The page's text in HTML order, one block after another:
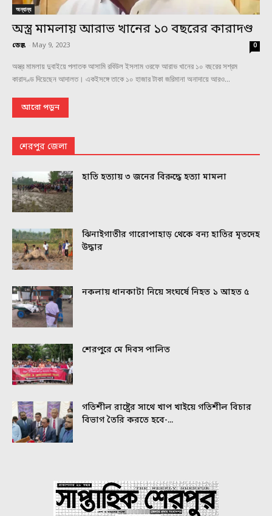
অন্যান্য
অস্ত্র মামলায় আরাভ খানের ১০ বছরের কারাদণ্ড
ডেস্ক - May 9, 2023 0
অস্ত্র মামলায় দুবাইয়ে পলাতক আসামি রবিউল ইসলাম ওরফে আরাভ খানের ১০ বছরের সশ্রম
কারাদণ্ড দিয়েছেন আদালত। একইসঙ্গে তাকে ১০ হাজার টাকা জরিমানা অনাদায়ে আরও...
আরো পড়ুন
শেরপুর জেলা
হাতি হত্যায় ৩ জনের বিরুদ্ধে হত্যা মামলা
ঝিনাইগাতীর গারোপাহাড় থেকে বন্য হাতির মৃতদেহ
উদ্ধার
নকলায় ধানকাটা নিয়ে সংঘর্ষে নিহত ১ আহত ৫
শেরপুরে মে দিবস পালিত
গতিশীল রাষ্ট্রের সাথে খাপ খাইয়ে গতিশীল বিচার
বিভাগ তৈরি করতে হবে-...